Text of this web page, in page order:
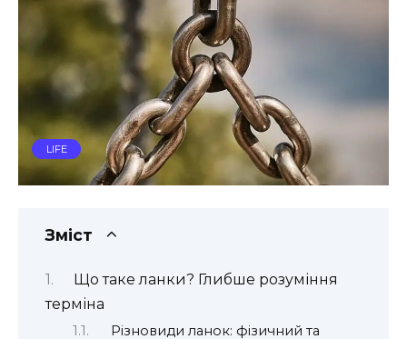
LIFE
Зміст
Що таке ланки? Глибше розуміння
терміна
Різновиди ланок: фізичний та